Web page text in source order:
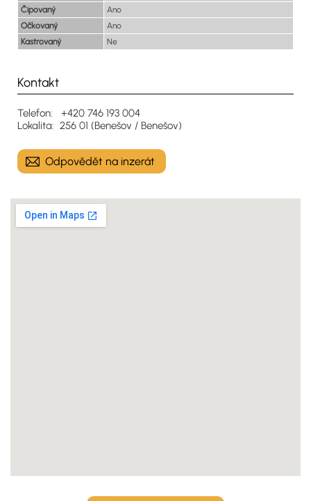
Čipovaný
Ano
Očkovaný
Ano
Kastrovaný
Ne
Kontakt
Telefon: +420 746 193 004
Lokalita: 256 01 (Benešov / Benešov)
Odpovědět na inzerát